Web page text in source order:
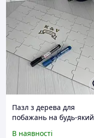
Пазл з дерева для
побажань на будь-який
В наявності